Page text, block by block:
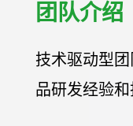
团队介绍
技术驱动型
品研发经验和